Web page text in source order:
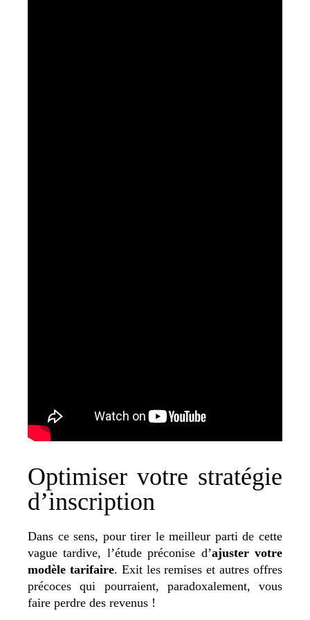
Optimiser votre stratégie
d’inscription
Dans ce sens, pour tirer le meilleur parti de cette
vague tardive, l’étude préconise d’ajuster votre
modèle tarifaire. Exit les remises et autres offres
précoces qui pourraient, paradoxalement, vous
faire perdre des revenus !